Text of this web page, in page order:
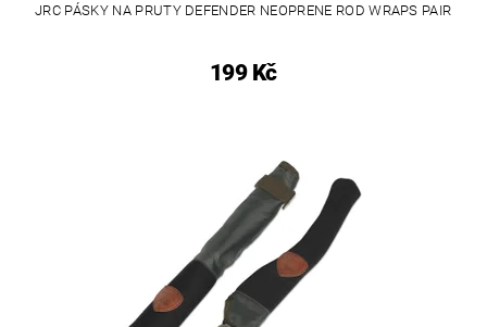
JRC PÁSKY NA PRUTY DEFENDER NEOPRENE ROD WRAPS PAIR
199 Kč